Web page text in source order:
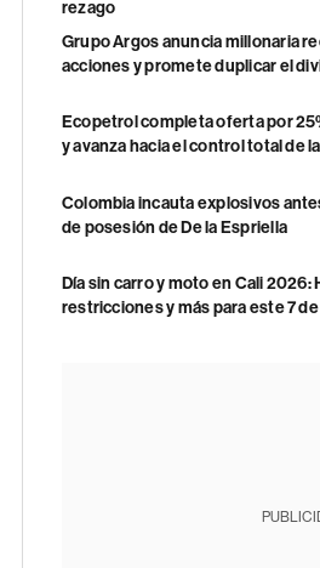
rezago
Grupo Argos anuncia millonaria
acciones y promete duplicar el
Ecopetrol completa oferta por
y avanza hacia el control total de
Colombia incauta explosivos
de posesión de De la Espriella
Día sin carro y moto en Cali 2026:
restricciones y más para este 7